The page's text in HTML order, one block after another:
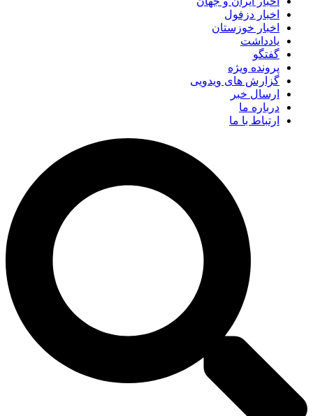
اخبار دزفول
اخبار خوزستان
یادداشت
گفتگو
پرونده ویژه
گزارش های ویدویی
ارسال خبر
درباره ما
ارتباط با ما